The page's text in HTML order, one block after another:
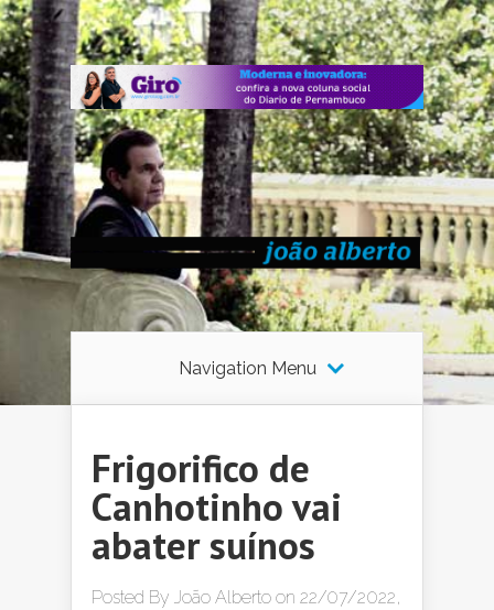
Navigation Menu
Frigorifico de
Canhotinho vai
abater suínos
Posted By João Alberto on 22/07/2022,